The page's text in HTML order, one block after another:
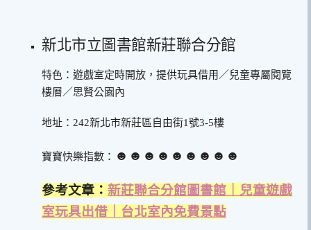
新北市立圖書館新莊聯合分館
特色：遊戲室定時開放，提供玩具借用／兒童專屬閱覽
樓層／思賢公園內
地址：242新北市新莊區自由街1號3-5樓
寶寶快樂指數： ☻☻☻☻☻☻☻☻☻
參考文章： 新莊聯合分館圖書館｜兒童遊戲
室玩具出借｜台北室內免費景點